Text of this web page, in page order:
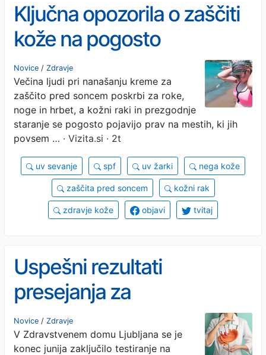
Ključna opozorila o zaščiti
kože na pogosto
spregledanih predelih
Novice / Zdravje
Večina ljudi pri nanašanju kreme za
zaščito pred soncem poskrbi za roke,
noge in hrbet, a kožni raki in prezgodnje
staranje se pogosto pojavijo prav na mestih, ki jih
povsem … · Vizita.si · 2t
uv sevanje spf uv žarki nega kože
zaščita pred soncem kožni rak
zdravje kože objavi tvitaj
Uspešni rezultati
presejanja za
preprečevanje raka
želodca
Novice / Zdravje
V Zdravstvenem domu Ljubljana se je
konec junija zaključilo testiranje na